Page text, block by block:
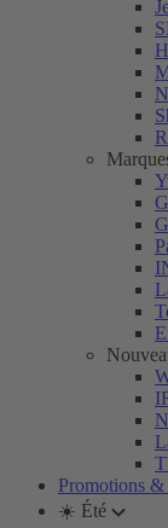
Promotions &
☀️ Été